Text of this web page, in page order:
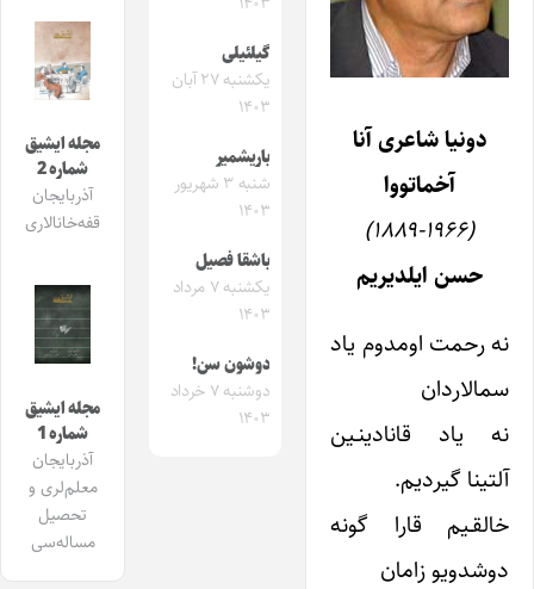
دونیا شاعری آنا
آخماتووا
(۱۸۸۹-۱۹۶۶)
حسن ایلدیریم
نه رحمت اومدوم یاد
سمالاردان
نه یاد قانادی‎نـین
آلتینا گیردیم.
خالقـیم قارا گونه
دوشدویو زامان
گیلئیلی
یکشنبه ۲۷ آبان
۱۴۰۳
باریشمیر
شنبه ۳ شهریور
۱۴۰۳
باشقا فصیل
یکشنبه ۷ مرداد
۱۴۰۳
دوشون سن!
دوشنبه ۷ خرداد
۱۴۰۳
مجله ایشیق
شماره 2
آذربایجان
قفه‌خانالاری
مجله ایشیق
شماره 1
آذربایجان
معلم‌لری و
تحصیل
مساله‌سی